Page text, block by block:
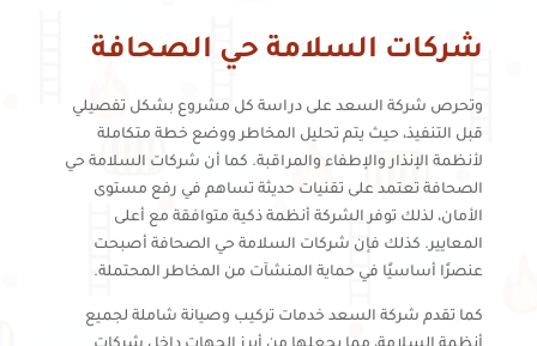
شركات السلامة حي الصحافة
وتحرص شركة السعد على دراسة كل مشروع بشكل تفصيلي
قبل التنفيذ، حيث يتم تحليل المخاطر ووضع خطة متكاملة
لأنظمة الإنذار والإطفاء والمراقبة. كما أن شركات السلامة حي
الصحافة تعتمد على تقنيات حديثة تساهم في رفع مستوى
الأمان، لذلك توفر الشركة أنظمة ذكية متوافقة مع أعلى
المعايير. كذلك فإن شركات السلامة حي الصحافة أصبحت
عنصرًا أساسيًا في حماية المنشآت من المخاطر المحتملة.
كما تقدم شركة السعد خدمات تركيب وصيانة شاملة لجميع